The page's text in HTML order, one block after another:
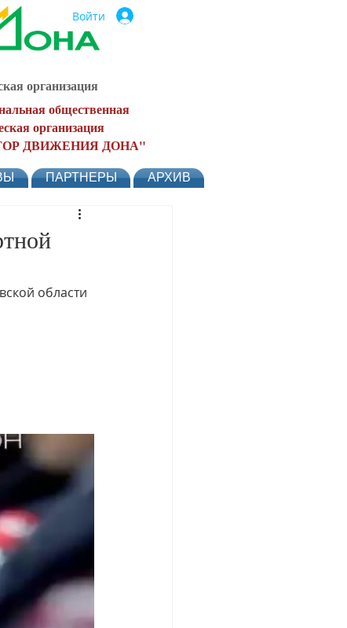
Войти
организация
общественная
организация
ДВИЖЕНИЯ ДОНА"
ПАРТНЕРЫ АРХИВ
области